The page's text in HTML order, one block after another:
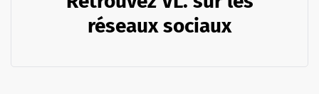
réseaux sociaux